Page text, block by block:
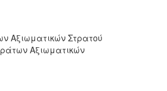
Αξιωματικών Στρατού
Αξιωματικών